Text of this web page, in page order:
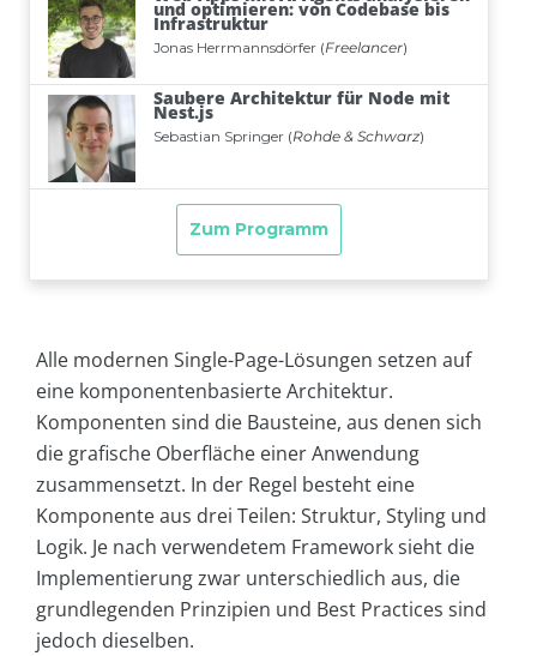
Alle modernen Single-Page-Lösungen setzen auf
eine komponentenbasierte Architektur.
Komponenten sind die Bausteine, aus denen sich
die grafische Oberfläche einer Anwendung
zusammensetzt. In der Regel besteht eine
Komponente aus drei Teilen: Struktur, Styling und
Logik. Je nach verwendetem Framework sieht die
Implementierung zwar unterschiedlich aus, die
grundlegenden Prinzipien und Best Practices sind
jedoch dieselben.